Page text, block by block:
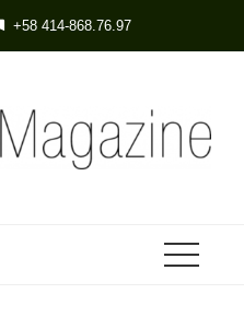
+58 414-868.76.97